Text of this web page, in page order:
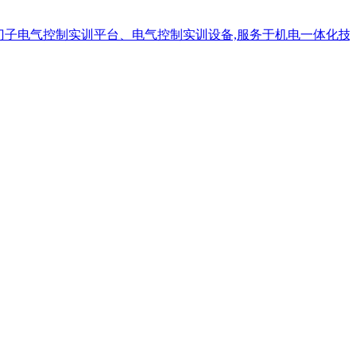
气控制实训平台、电气控制实训设备,服务于机电一体化技